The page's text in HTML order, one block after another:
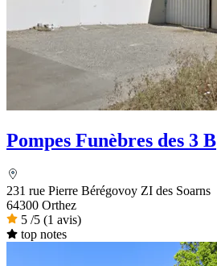
Pompes Funèbres des 3 B
231 rue Pierre Bérégovoy ZI des Soarns
64300 Orthez
5 /5 (1 avis)
top notes